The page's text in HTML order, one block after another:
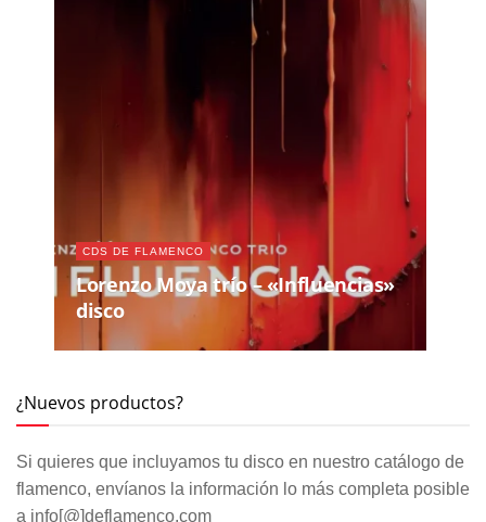
CDS DE FLAMENCO
Lorenzo Moya trío – «Influencias»
disco
¿Nuevos productos?
Si quieres que incluyamos tu disco en nuestro catálogo de
flamenco, envíanos la información lo más completa posible
a info[@]deflamenco.com